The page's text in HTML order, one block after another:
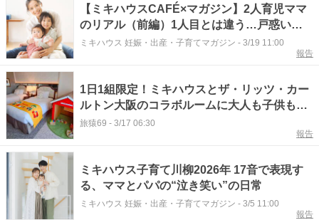
【ミキハウスCAFÉ×マガジン】2人育児ママ
のリアル（前編）1人目とは違う…戸惑いと
愛おしさの日々を〈ホンネ〉で語る
ミキハウス 妊娠・出産・子育てマガジン - 3/19 11:00
報告
1日1組限定！ミキハウスとザ・リッツ・カー
ルトン大阪のコラボルームに大人も子供も大
満足
旅猿69 - 3/17 06:30
報告
ミキハウス子育て川柳2026年 17音で表現す
る、ママとパパの“泣き笑い”の日常
ミキハウス 妊娠・出産・子育てマガジン - 3/5 11:00
報告